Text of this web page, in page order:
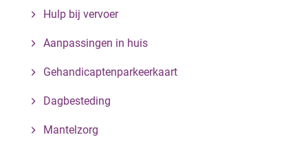
Hulp bij vervoer
Aanpassingen in huis
Gehandicaptenparkeerkaart
Dagbesteding
Mantelzorg